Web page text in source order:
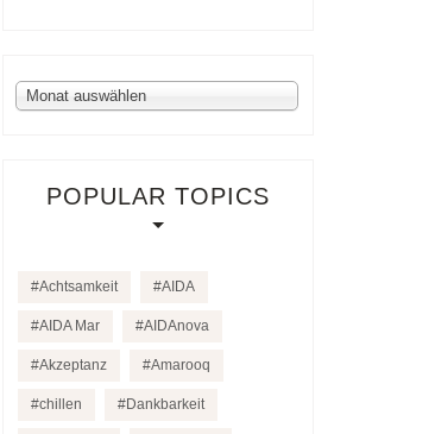
Archiv
Monat auswählen
POPULAR TOPICS
Achtsamkeit AIDA
AIDA Mar AIDAnova
Akzeptanz Amarooq
chillen Dankbarkeit